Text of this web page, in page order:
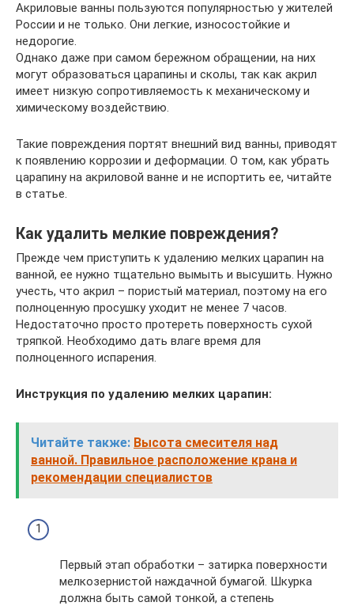
Акриловые ванны пользуются популярностью у жителей
России и не только. Они легкие, износостойкие и
недорогие.
Однако даже при самом бережном обращении, на них
могут образоваться царапины и сколы, так как акрил
имеет низкую сопротивляемость к механическому и
химическому воздействию.
Такие повреждения портят внешний вид ванны, приводят
к появлению коррозии и деформации. О том, как убрать
царапину на акриловой ванне и не испортить ее, читайте
в статье.
Как удалить мелкие повреждения?
Прежде чем приступить к удалению мелких царапин на
ванной, ее нужно тщательно вымыть и высушить. Нужно
учесть, что акрил – пористый материал, поэтому на его
полноценную просушку уходит не менее 7 часов.
Недостаточно просто протереть поверхность сухой
тряпкой. Необходимо дать влаге время для
полноценного испарения.
Инструкция по удалению мелких царапин:
Читайте также: Высота смесителя над
ванной. Правильное расположение крана и
рекомендации специалистов
Первый этап обработки – затирка поверхности
мелкозернистой наждачной бумагой. Шкурка
должна быть самой тонкой, а степень